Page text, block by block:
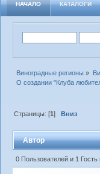
НАЧАЛО КАТАЛОГИ
Виноградные регионы »
О создании "Клуба
Страницы: [1] Вниз
Автор
0 Пользователей и 1